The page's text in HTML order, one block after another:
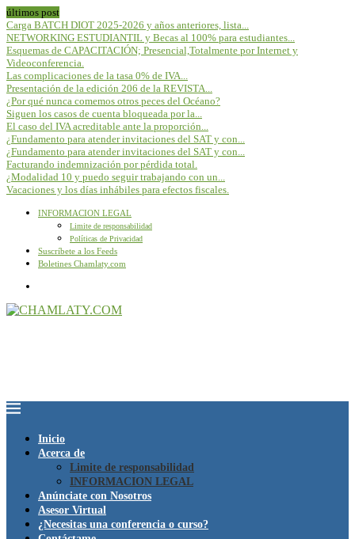
últimos post
Carga BATCH DIOT 2025-2026 y años anteriores, lista...
NETWORKING ESTUDIANTIL y Becas al 100% para estudiantes...
Esquemas de CAPACITACIÓN; Presencial,Totalmente por Internet y
Videoconferencia.
Las complicaciones de la tasa 0% de IVA...
Presentación de la edición 206 de la REVISTA...
¿Por qué nunca comemos otros peces del Océano?
Siguen los casos de cuenta bloqueada por la...
El caso del IVA acreditable ante la proporción...
¿Fundamento para atender invitaciones del SAT y con...
¿Fundamento para atender invitaciones del SAT y con...
Facturando indemnización por pérdida total.
¿Modalidad 10 y puedo seguir trabajando con un...
Vacaciones y los días inhábiles para efectos fiscales.
INFORMACION LEGAL
Limite de responsabilidad
Políticas de Privacidad
Suscríbete a los Feeds
Boletines Chamlaty.com
Inicio
Acerca de
Limite de responsabilidad
INFORMACION LEGAL
Anúnciate con Nosotros
Asesor Virtual
¿Necesitas una conferencia o curso?